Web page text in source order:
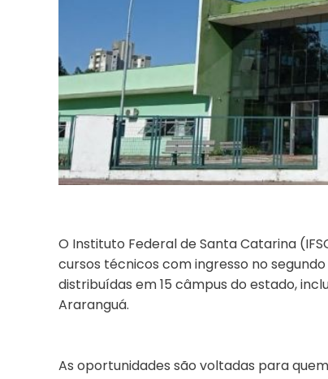
O Instituto Federal de Santa Catarina
cursos técnicos com ingresso no
distribuídas em 15 câmpus do estado,
Araranguá.
As oportunidades são voltadas para